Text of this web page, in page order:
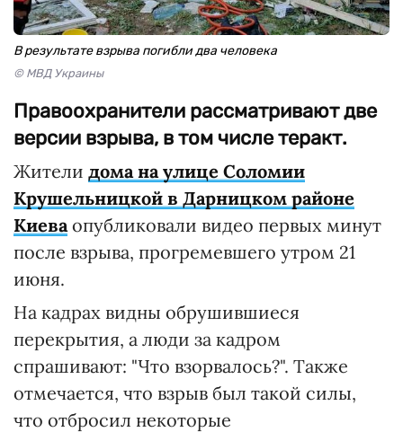
В результате взрыва погибли два человека
© МВД Украины
Правоохранители рассматривают две
версии взрыва, в том числе теракт.
Жители дома на улице Соломии
Крушельницкой в Дарницком районе
Киеваопубликовали видео первых минут
после взрыва, прогремевшего утром 21
июня.
На кадрах видны обрушившиеся
перекрытия, а люди за кадром
спрашивают: "Что взорвалось?". Также
отмечается, что взрыв был такой силы,
что отбросил некоторые